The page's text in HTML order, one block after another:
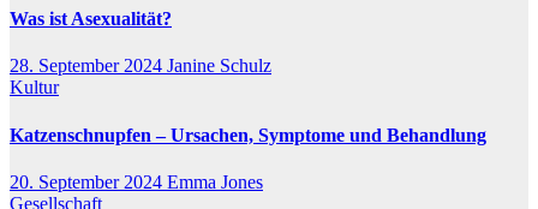
Was ist Asexualität?
28. September 2024 Janine Schulz
Kultur
Katzenschnupfen – Ursachen, Symptome und Behandlung
20. September 2024 Emma Jones
Gesellschaft